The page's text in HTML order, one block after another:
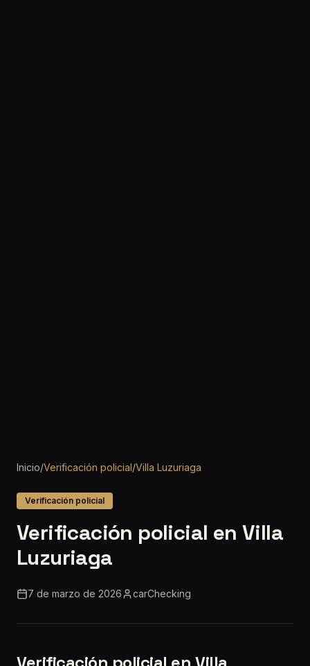
Inicio/Verificación policial/Villa Luzuriaga
Verificación policial
Verificación policial en Villa
Luzuriaga
7 de marzo de 2026 carChecking